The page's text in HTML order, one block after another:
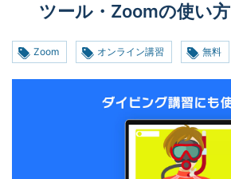
ツール・Zoomの使い方
Zoom オンライン講習 無料